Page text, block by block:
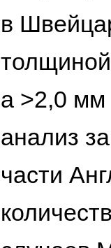
в
а >2,0 мм
анализ
части